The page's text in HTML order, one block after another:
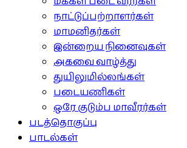
நாட்டுப்பற்றாளர்கள்
மாமனிதர்கள்
இன்றைய நினைவுகள்
அகவை வாழ்த்து
துயிலுமில்லங்கள்
படையணிகள்
ஒரே குடும்ப மாவீரர்கள்
படத்தொகுப்பு
பாடல்கள்